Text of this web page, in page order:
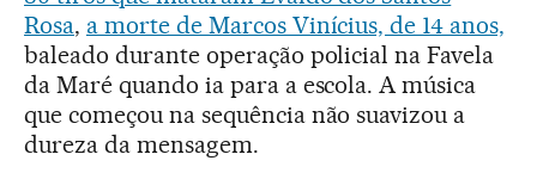
Rosa, a morte de Marcos Vinícius, de 14 anos,
baleado durante operação policial na Favela
da Maré quando ia para a escola. A música
que começou na sequência não suavizou a
dureza da mensagem.